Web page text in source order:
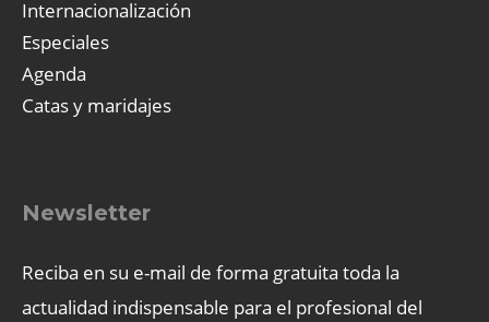
Internacionalización
Especiales
Agenda
Catas y maridajes
Newsletter
Reciba en su e-mail de forma gratuita toda la
actualidad indispensable para el profesional del